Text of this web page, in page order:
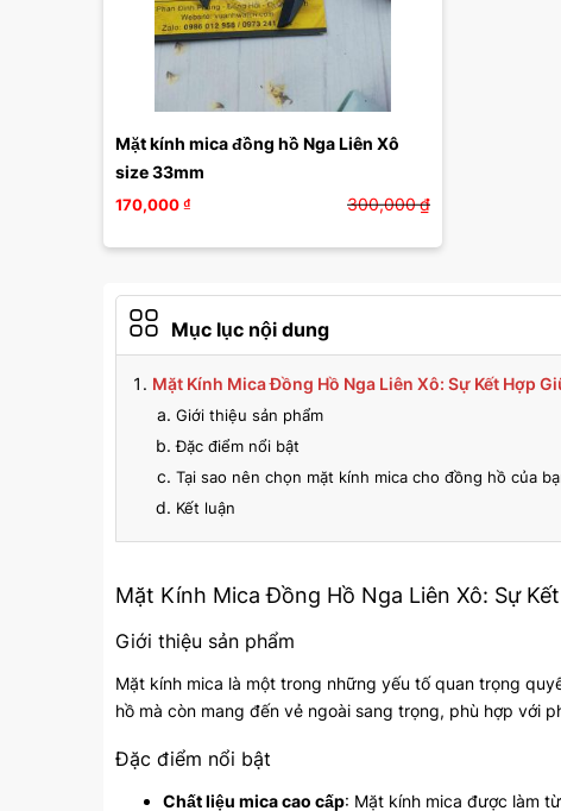
Mặt kính mica đồng hồ Nga Liên Xô
size 33mm
170,000₫ 300,000₫
Mục lục nội dung
Mặt Kính Mica Đồng Hồ Nga Liên Xô: Sự Kết Hợp
Giới thiệu sản phẩm
Đặc điểm nổi bật
Tại sao nên chọn mặt kính mica cho đồng hồ của
Kết luận
Mặt Kính Mica Đồng Hồ Nga Liên Xô: Sự
Giới thiệu sản phẩm
Mặt kính mica là một trong những yếu tố quan trọng
hồ mà còn mang đến vẻ ngoài sang trọng, phù hợp với
Đặc điểm nổi bật
Chất liệu mica cao cấp: Mặt kính mica được làm